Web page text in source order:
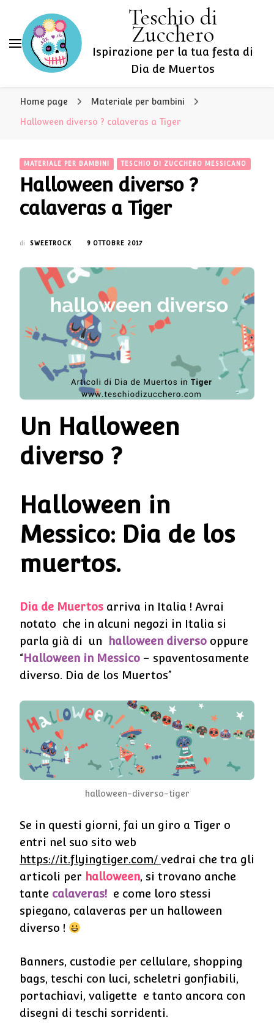
Teschio di
Zucchero
Ispirazione per la tua festa di
Dia de Muertos
Home page Materiale per bambini
Halloween diverso ? calaveras a Tiger
MATERIALE PER BAMBINI TESCHIO DI ZUCCHERO MESSICANO
Halloween diverso ?
calaveras a Tiger
di SWEETROCK 9 OTTOBRE 2017
Un Halloween
diverso ?
Halloween in
Messico: Dia de los
muertos.
Dia de Muertos arriva in Italia ! Avrai
notato che in alcuni negozi in Italia si
parla già di un halloween diverso oppure
“Halloween in Messico – spaventosamente
diverso. Dia de los Muertos”
halloween-diverso-tiger
Se in questi giorni, fai un giro a Tiger o
entri nel suo sito web
https://it.flyingtiger.com/ vedrai che tra gli
articoli per halloween, si trovano anche
tante calaveras! e come loro stessi
spiegano, calaveras per un halloween
diverso !
Banners, custodie per cellulare, shopping
bags, teschi con luci, scheletri gonfiabili,
portachiavi, valigette e tanto ancora con
disegni di teschi sorridenti.